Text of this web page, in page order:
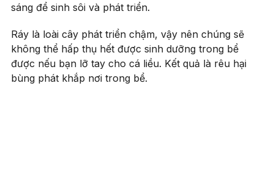
sáng để sinh sôi và phát triển.
Ráy là loài cây phát triển chậm, vậy nên chúng sẽ
không thể hấp thụ hết được sinh dưỡng trong bể
được nếu bạn lỡ tay cho cá liều. Kết quả là rêu hại
bùng phát khắp nơi trong bể.